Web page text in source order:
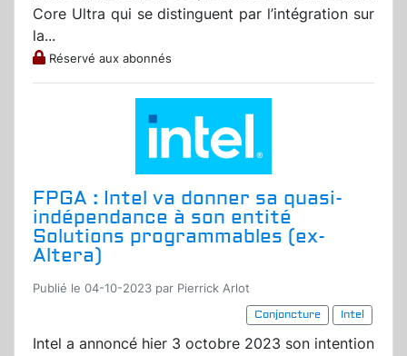
Core Ultra qui se distinguent par l’intégration sur
la...
Réservé aux abonnés
FPGA : Intel va donner sa quasi-
indépendance à son entité
Solutions programmables (ex-
Altera)
Publié le 04-10-2023 par Pierrick Arlot
Conjoncture
Intel
Intel a annoncé hier 3 octobre 2023 son intention